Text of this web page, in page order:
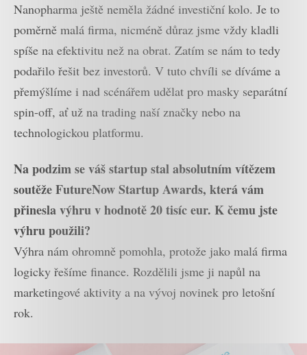
Nanopharma ještě neměla žádné investiční kolo. Je to
poměrně malá firma, nicméně důraz jsme vždy kladli
spíše na efektivitu než na obrat. Zatím se nám to tedy
podařilo řešit bez investorů. V tuto chvíli se díváme a
přemýšlíme i nad scénářem udělat pro masky separátní
spin-off, ať už na trading naší značky nebo na
technologickou platformu.
Na podzim se váš startup stal absolutním vítězem
soutěže FutureNow Startup Awards, která vám
přinesla výhru v hodnotě 20 tisíc eur. K čemu jste
výhru použili?
Výhra nám ohromně pomohla, protože jako malá firma
logicky řešíme finance. Rozdělili jsme ji napůl na
marketingové aktivity a na vývoj novinek pro letošní
rok.